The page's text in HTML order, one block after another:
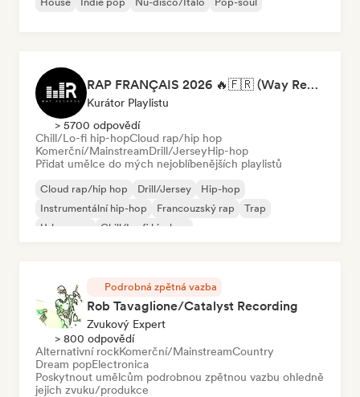
RAP FRANÇAIS 2026 🔥🇫🇷 (Way Records)
Kurátor Playlistu
> 5700 odpovědí
Chill/Lo-fi hip-hopCloud rap/hip hop
Komerční/MainstreamDrill/JerseyHip-hop
Přidat umělce do mých nejoblíbenějších playlistů
Cloud rap/hip hop Drill/Jersey
Hip-hop
Instrumentální hip-hop
Francouzský rap
Trap
Urban pop
Chill/Lo-fi hip-hop
Podrobná zpětná vazba
Rob Tavaglione/Catalyst Recording
Zvukový Expert
> 800 odpovědí
Alternativní rockKomerční/MainstreamCountry
Dream popElectronica
Poskytnout umělcům podrobnou zpětnou vazbu ohledně
jejich zvuku/produkce